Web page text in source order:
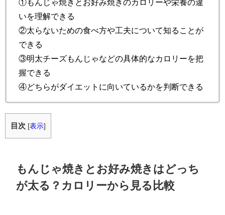
①もんじゃ焼きとお好み焼きのカロリーや栄養の違
いを理解できる
②太らないための食べ方や工夫について知ることが
できる
③明太チーズもんじゃなどの具体的なカロリーを把
握できる
④どちらがダイエットに向いているかを判断できる
目次 [表示]
もんじゃ焼きとお好み焼きはどっち
が太る？カロリーから見る比較